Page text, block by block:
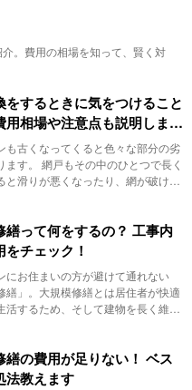
。費用の相場を知って、賢く対
をするときに気をつけること
用相場や注意点も説明しま
も古くなってくると色々な部分の劣
ます。 網戸もその中のひとつで長く
と滑りが悪くなったり、網が破けて
繕って何をするの？ 工事内
チェック！
にお住まいの方が避けて通れない
繕」。大規模修繕とは居住者が快適
活するため、そして建物を長く維持
繕の費用が足りない！ ベス
法教えます